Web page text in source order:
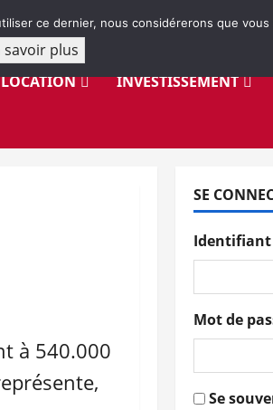
LOCATION INVESTISSEMENT
à 540.000
SE
Identifiant
Mot de
Se
ce dernier, nous considérerons que
savoir plus